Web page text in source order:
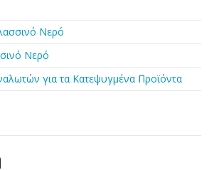
Νερό
Νερό
για τα Κατεψυγμένα Προϊόντα